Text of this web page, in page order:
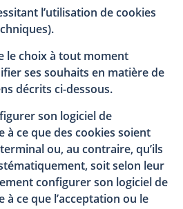
l’utilisation de cookies
le choix à tout moment
ses souhaits en matière de
décrits ci-dessous.
son logiciel de
à ce que des cookies soient
ou, au contraire, qu’ils
soit selon leur
configurer son logiciel de
ce que l’acceptation ou le